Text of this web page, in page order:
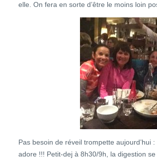
elle. On fera en sorte d’être le moins loin
Pas besoin de réveil trompette aujourd’hui
adore !!! Petit-dej à 8h30/9h, la digestion